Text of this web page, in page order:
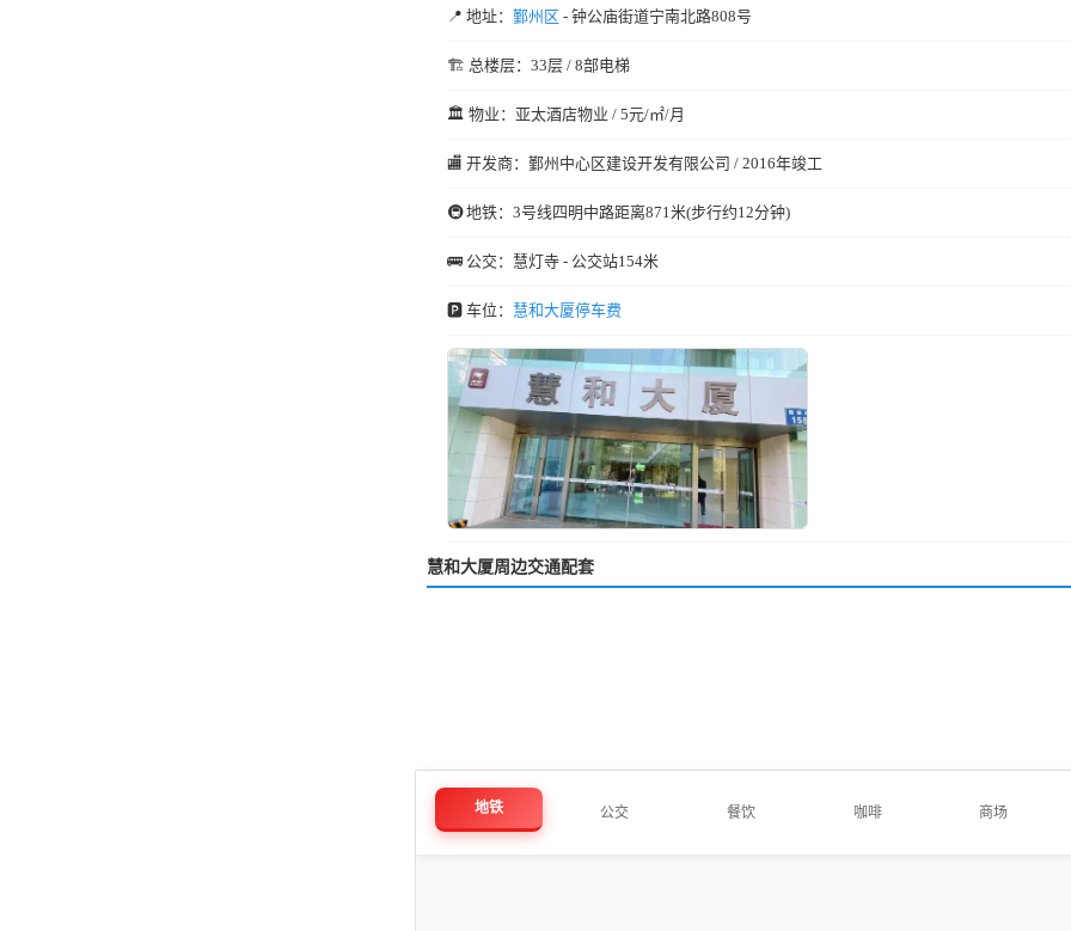
📍 地址： 鄞州区 - 钟公庙街道宁南北路808号
🏗️ 总楼层：33层 / 8部电梯
🏛️ 物业：亚太酒店物业 / 5元/㎡/月
🏬 开发商：鄞州中心区建设开发有限公司 / 2016年竣工
🚇 地铁：3号线四明中路距离871米(步行约12分钟)
🚌 公交：慧灯寺 - 公交站154米
🅿️ 车位： 慧和大厦停车费
慧和大厦周边交通配套
地铁 公交 餐饮 咖啡 商场